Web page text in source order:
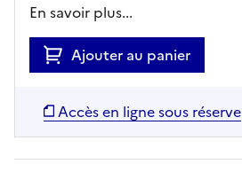
En savoir plus...
Ajouter au panier
Accès en ligne sous réserve